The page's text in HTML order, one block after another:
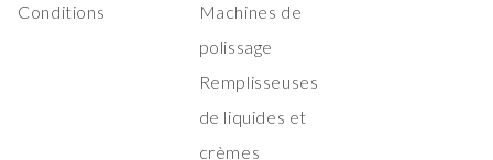
Conditions
Machines de
polissage
Remplisseuses
de liquides et
crèmes